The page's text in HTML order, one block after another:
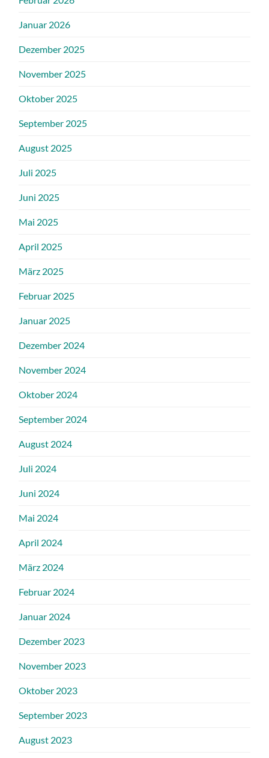
Januar 2026
Dezember 2025
November 2025
Oktober 2025
September 2025
August 2025
Juli 2025
Juni 2025
Mai 2025
April 2025
März 2025
Februar 2025
Januar 2025
Dezember 2024
November 2024
Oktober 2024
September 2024
August 2024
Juli 2024
Juni 2024
Mai 2024
April 2024
März 2024
Februar 2024
Januar 2024
Dezember 2023
November 2023
Oktober 2023
September 2023
August 2023